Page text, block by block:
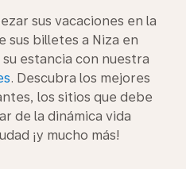
sus vacaciones en la
sus billetes a Niza en
estancia con nuestra
. Descubra los mejores
los sitios que debe
de la dinámica vida
¡y mucho más!